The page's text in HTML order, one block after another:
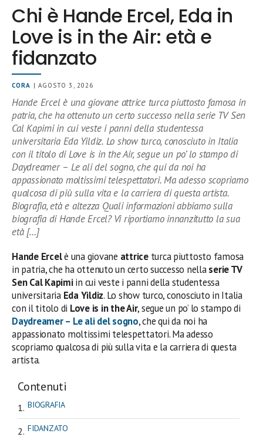
Chi è Hande Ercel, Eda in
Love is in the Air: età e
fidanzato
CORA | AGOSTO 3, 2026
Hande Ercel è una giovane attrice turca piuttosto famosa in
patria, che ha ottenuto un certo successo nella serie TV Sen
Cal Kapimi in cui veste i panni della studentessa
universitaria Eda Yildiz. Lo show turco, conosciuto in Italia
con il titolo di Love is in the Air, segue un po’ lo stampo di
Daydreamer – Le ali del sogno, che qui da noi ha
appassionato moltissimi telespettatori. Ma adesso scopriamo
qualcosa di più sulla vita e la carriera di questa artista.
Biografia, età e altezza Quali informazioni abbiamo sulla
biografia di Hande Ercel? Vi riportiamo innanzitutto la sua
età […]
Hande Ercelè una giovane attriceturca piuttosto famosa
in patria, che ha ottenuto un certo successo nellaserie TV
Sen Cal Kapimiin cui veste i panni della studentessa
universitaria Eda Yildiz. Lo show turco, conosciuto in Italia
con il titolo di Love is in the Air, segue un po’ lo stampo di
Daydreamer – Le ali del sogno, che qui da noi ha
appassionato moltissimi telespettatori. Ma adesso
scopriamo qualcosa di più sulla vita e la carriera di questa
artista.
Contenuti
BIOGRAFIA
FIDANZATO